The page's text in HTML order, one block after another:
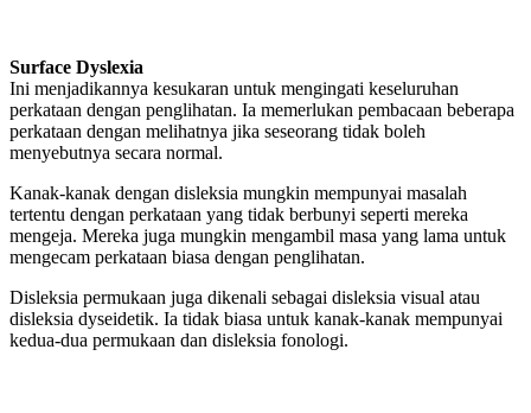
Surface Dyslexia
Ini menjadikannya kesukaran untuk mengingati keseluruhan
perkataan dengan penglihatan. Ia memerlukan pembacaan beberapa
perkataan dengan melihatnya jika seseorang tidak boleh
menyebutnya secara normal.
Kanak-kanak dengan disleksia mungkin mempunyai masalah
tertentu dengan perkataan yang tidak berbunyi seperti mereka
mengeja. Mereka juga mungkin mengambil masa yang lama untuk
mengecam perkataan biasa dengan penglihatan.
Disleksia permukaan juga dikenali sebagai disleksia visual atau
disleksia dyseidetik. Ia tidak biasa untuk kanak-kanak mempunyai
kedua-dua permukaan dan disleksia fonologi.